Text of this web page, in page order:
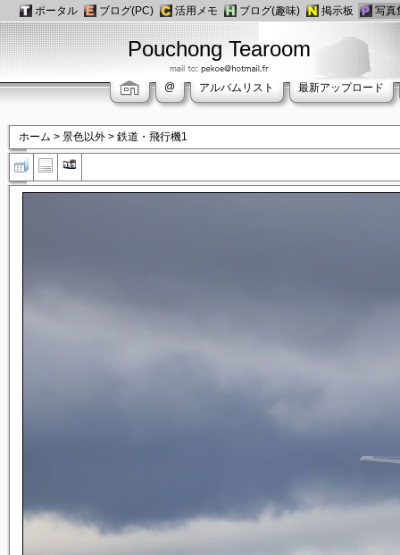
Pouchong Tearoom
@ アルバムリスト 最新アップロード
ホーム > 景色以外 > 鉄道・飛行機1
ポータル ブログ(PC) 活用メモ ブログ(趣味) 掲示板 写真